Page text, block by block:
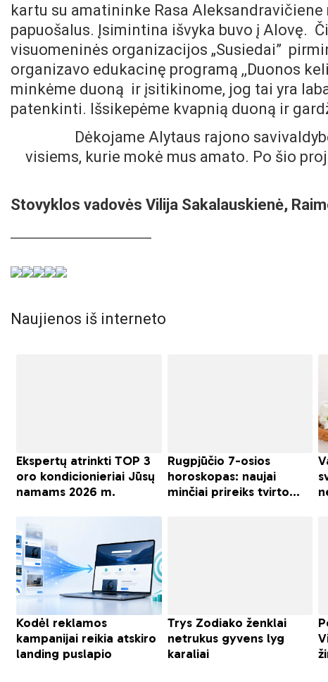
kartu su amatininke Rasa
papuošalus. Įsimintina išvyka buvo į Alovę.
visuomeninės organizacijos „Susiedai”
organizavo edukacinę programą ,,Duonos
minkėme duoną ir įsitikinome, jog tai yra
patenkinti. Išsikepėme kvapnią duoną ir
Dėkojame Alytaus rajono
visiems, kurie mokė mus amato. Po šio
Stovyklos vadovės Vilija Sakalauskienė,
Naujienos iš interneto